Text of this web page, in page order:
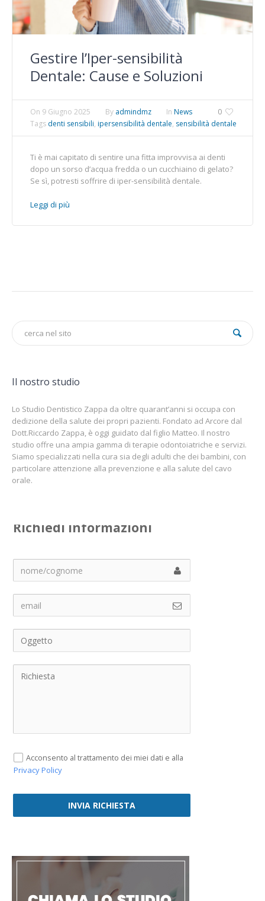
Gestire l’Iper-sensibilità
Dentale: Cause e Soluzioni
0
On 9 Giugno 2025 By admindmz In News
Tags denti sensibili, ipersensibilità dentale, sensibilità dentale
Ti è mai capitato di sentire una fitta improvvisa ai denti
dopo un sorso d’acqua fredda o un cucchiaino di gelato?
Se sì, potresti soffrire di iper-sensibilità dentale.
Leggi di più
Il nostro studio
Lo Studio Dentistico Zappa da oltre quarant’anni si occupa con
dedizione della salute dei propri pazienti. Fondato ad Arcore dal
Dott.Riccardo Zappa, è oggi guidato dal figlio Matteo. Il nostro
studio offre una ampia gamma di terapie odontoiatriche e servizi.
Siamo specializzati nella cura sia degli adulti che dei bambini, con
particolare attenzione alla prevenzione e alla salute del cavo
orale.
Richiedi informazioni
Acconsento al trattamento dei miei dati e alla
Privacy Policy
INVIA RICHIESTA